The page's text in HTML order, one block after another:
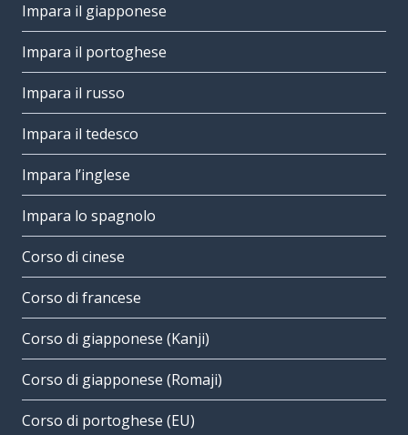
Impara il giapponese
Impara il portoghese
Impara il russo
Impara il tedesco
Impara l’inglese
Impara lo spagnolo
Corso di cinese
Corso di francese
Corso di giapponese (Kanji)
Corso di giapponese (Romaji)
Corso di portoghese (EU)